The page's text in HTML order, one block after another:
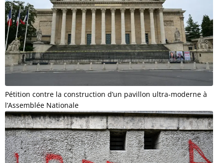
Pétition contre la construction d’un pavillon ultra-moderne à
l’Assemblée Nationale